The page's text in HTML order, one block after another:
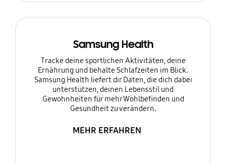
Samsung Health
Tracke deine sportlichen Aktivitäten, deine
Ernährung und behalte Schlafzeiten im Blick.
Samsung Health liefert dir Daten, die dich dabei
unterstützen, deinen Lebensstil und
Gewohnheiten für mehr Wohlbefinden und
Gesundheit zu verändern.
MEHR ERFAHREN